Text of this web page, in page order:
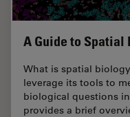
A Guide to Spatial
What is spatial
leverage its tools to
biological questions
provides a brief